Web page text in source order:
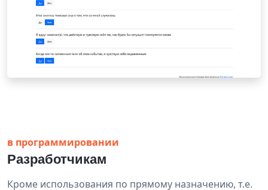
в программировании
Разработчикам
Кроме использования по прямому назначению, т.е.